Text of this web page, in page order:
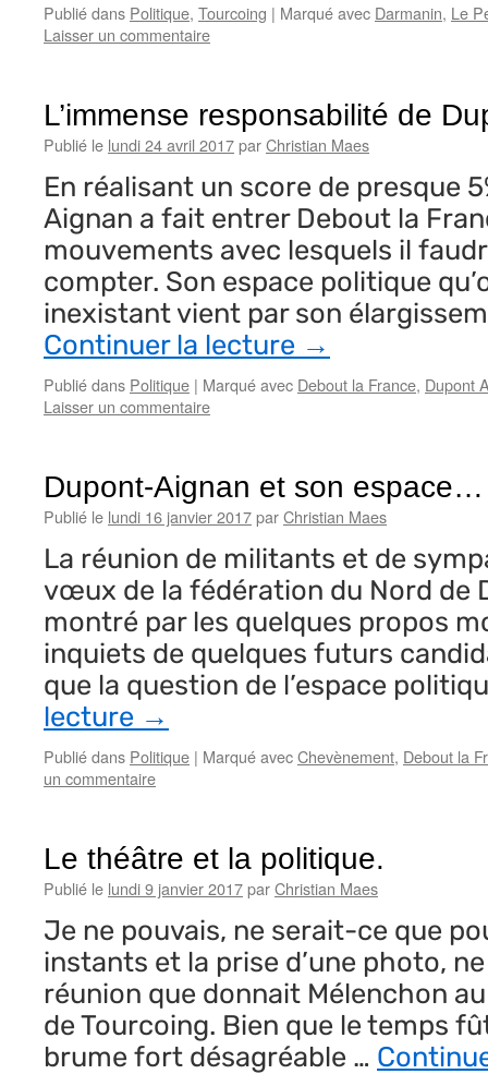
Publié dans Politique, Tourcoing | Marqué avec Darmanin, Le
Laisser un commentaire
L’immense responsabilité de
Publié le lundi 24 avril 2017parChristian Maes
En réalisant un score de presque
Aignan a fait entrer Debout la
mouvements avec lesquels il
compter. Son espace politique
inexistant vient par son
Continuer la lecture →
Publié dans Politique | Marqué avec Debout la France, Dupont
Laisser un commentaire
Dupont-Aignan et son espace…
Publié le lundi 16 janvier 2017parChristian Maes
La réunion de militants et de
vœux de la fédération du Nord de
montré par les quelques propos
inquiets de quelques futurs
que la question de l’espace
lecture →
Publié dans Politique | Marqué avecChevènement, Debout la
un commentaire
Le théâtre et la politique.
Publié le lundi 9 janvier 2017parChristian Maes
Je ne pouvais, ne serait-ce que
instants et la prise d’une photo,
réunion que donnait Mélenchon
de Tourcoing. Bien que le temps
brume fort désagréable …